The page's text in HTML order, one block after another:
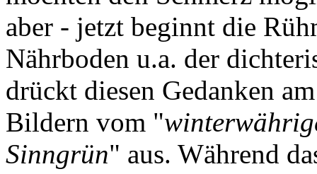
aber - jetzt beginnt die
Nährboden u.a. der
drückt diesen Gedanken
Bildern vom "
Sinngrün" aus. Während